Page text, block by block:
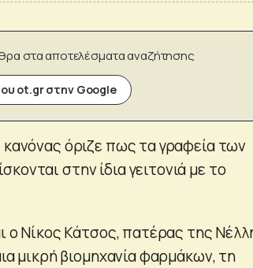
στα αποτελέσματα αναζήτησης
ot.gr στην Google
όριζε πως τα γραφεία των
στην ίδια γειτονιά με το
ο Νίκος Κάτσος, πατέρας της
μικρή βιομηχανία φαρμάκων, τη